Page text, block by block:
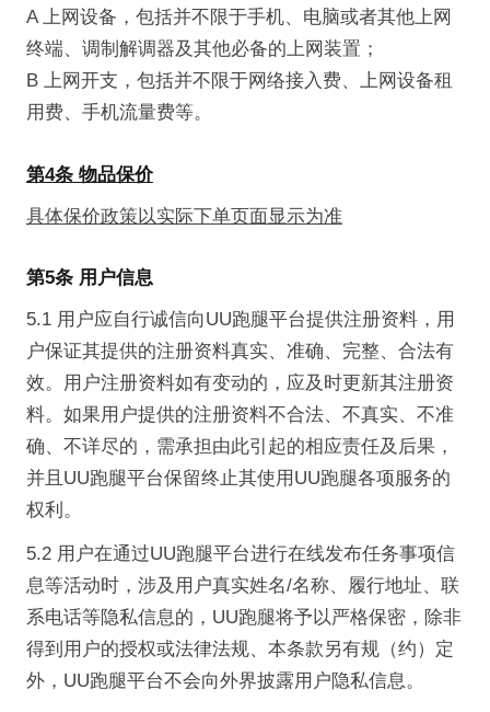
A 上网设备，包括并不限于手机、电脑或者其他上网
终端、调制解调器及其他必备的上网装置；
B 上网开支，包括并不限于网络接入费、上网设备租
用费、手机流量费等。
第4条 物品保价
具体保价政策以实际下单页面显示为准
第5条 用户信息
5.1 用户应自行诚信向UU跑腿平台提供注册资料，用
户保证其提供的注册资料真实、准确、完整、合法有
效。用户注册资料如有变动的，应及时更新其注册资
料。如果用户提供的注册资料不合法、不真实、不准
确、不详尽的，需承担由此引起的相应责任及后果，
并且UU跑腿平台保留终止其使用UU跑腿各项服务的
权利。
5.2 用户在通过UU跑腿平台进行在线发布任务事项信
息等活动时，涉及用户真实姓名/名称、履行地址、联
系电话等隐私信息的，UU跑腿将予以严格保密，除非
得到用户的授权或法律法规、本条款另有规（约）定
外，UU跑腿平台不会向外界披露用户隐私信息。